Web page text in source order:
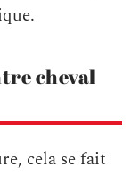
cheval
cela se fait